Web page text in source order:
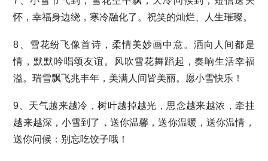
怀，幸福身边绕，寒冷融化了。祝笑的灿烂、人生璀璨。
8、雪花纷飞像首诗，柔情美妙画中意。洒向人间都是
情，默默吟唱颂友谊。风吹雪花舞蹈起，奏响生活幸福
溢。瑞雪飘飞兆丰年，美满人间皆美丽。愿小雪快乐！
9、天气越来越冷，树叶越掉越光，思念越来越浓，牵挂
越来越深，小雪到了，送你温馨，送你温暖，送你温情，
送你问候：别忘吃饺子哦！